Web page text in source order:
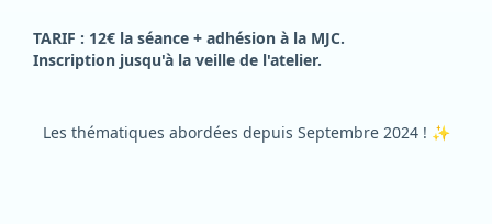
TARIF : 12€ la séance + adhésion à la MJC.
Inscription jusqu'à la veille de l'atelier.
Les thématiques abordées depuis Septembre 2024 ! ✨